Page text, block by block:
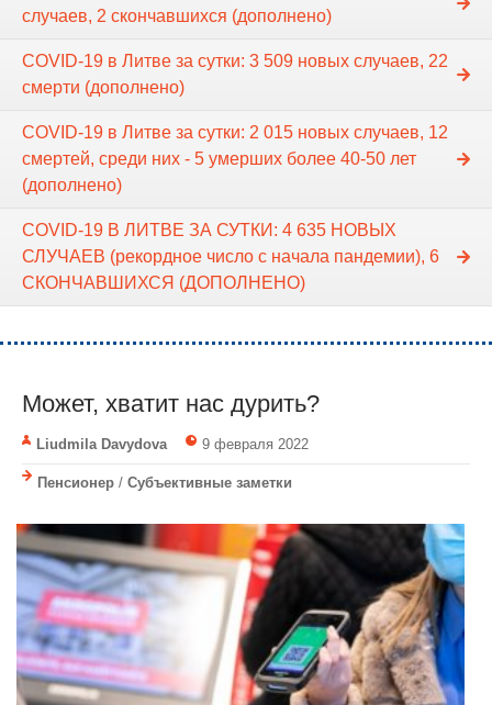
случаев, 2 скончавшихся (дополнено)
COVID-19 в Литве за сутки: 3 509 новых случаев, 22
смерти (дополнено)
COVID-19 в Литве за сутки: 2 015 новых случаев, 12
смертей, среди них - 5 умерших более 40-50 лет
(дополнено)
COVID-19 В ЛИТВЕ ЗА СУТКИ: 4 635 НОВЫХ
СЛУЧАЕВ (рекордное число с начала пандемии), 6
СКОНЧАВШИХСЯ (ДОПОЛНЕНО)
Может, хватит нас дурить?
Liudmila Davydova 9 февраля 2022
Пенсионер / Субъективные заметки